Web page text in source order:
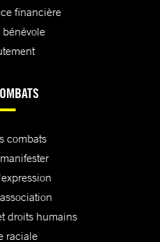
financière
combats
droits humains
raciale